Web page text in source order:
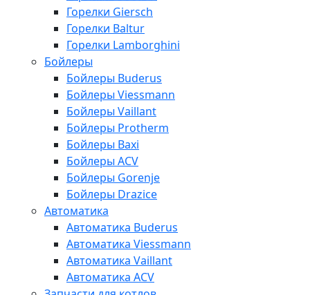
Горелки Giersch
Горелки Baltur
Горелки Lamborghini
Бойлеры
Бойлеры Buderus
Бойлеры Viessmann
Бойлеры Vaillant
Бойлеры Protherm
Бойлеры Baxi
Бойлеры ACV
Бойлеры Gorenje
Бойлеры Drazice
Автоматика
Автоматика Buderus
Автоматика Viessmann
Автоматика Vaillant
Автоматика ACV